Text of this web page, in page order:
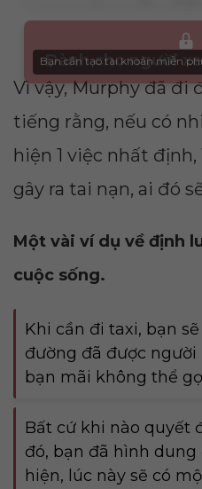
Dành cho người
Bạn cần tạo tài khoản miễn
Vì vậy, Murphy đã đi
tiếng rằng, nếu có
hiện 1 việc nhất
gây ra tai nạn, ai đó
Một vài ví dụ về định
cuộc sống.
Khi cần đi taxi, bạn
đường đã được
bạn mãi không thể
Bất cứ khi nào quyết
đó, bạn đã hình
hiện, lúc này sẽ có